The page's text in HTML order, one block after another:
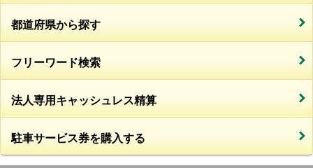
都道府県から探す
フリーワード検索
法人専用キャッシュレス精算
駐車サービス券を購入する